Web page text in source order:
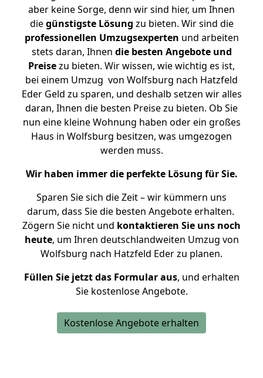
aber keine Sorge, denn wir sind hier, um Ihnen
diegünstigste Lösung zu bieten. Wir sind die
professionellen Umzugsexperten und arbeiten
stets daran, Ihnen die besten Angebote und
Preisezu bieten. Wir wissen, wie wichtig es ist,
bei einem Umzug von Wolfsburg nach Hatzfeld
Eder Geld zu sparen, und deshalb setzen wir alles
daran, Ihnen die besten Preise zu bieten. Ob Sie
nun eine kleine Wohnung haben oder ein großes
Haus in Wolfsburg besitzen, was umgezogen
werden muss.
Wir haben immer die perfekte Lösung für Sie.
Sparen Sie sich die Zeit – wir kümmern uns
darum, dass Sie die besten Angebote erhalten.
Zögern Sie nicht und kontaktieren Sie uns noch
heute, um Ihren deutschlandweiten Umzug von
Wolfsburg nach Hatzfeld Eder zu planen.
Füllen Sie jetzt das Formular aus, und erhalten
Sie kostenlose Angebote.
Kostenlose Angebote erhalten